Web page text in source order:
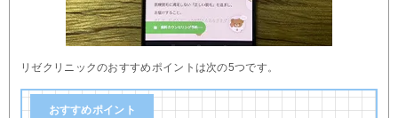
リゼクリニックのおすすめポイントは次の5つです。
おすすめポイント